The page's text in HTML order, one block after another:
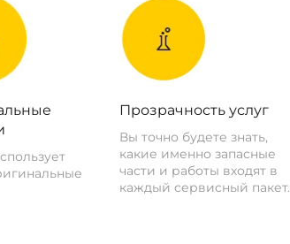
Прозрачность услуг
Вы точно будете знать,
какие именно запасные
части и работы входят в
каждый сервисный пакет.